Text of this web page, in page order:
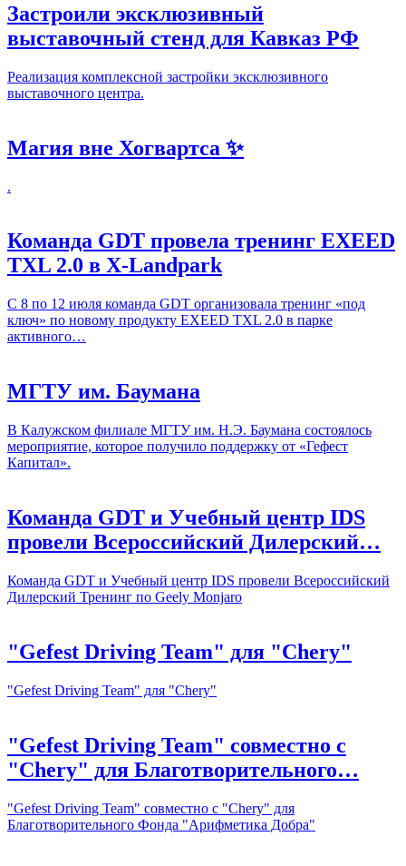
Застроили эксклюзивный
выставочный стенд для Кавказ РФ
Реализация комплексной застройки эксклюзивного
выставочного центра.
Магия вне Хогвартса ✨
.
Команда GDT провела тренинг EXEED
TXL 2.0 в X-Landpark
С 8 по 12 июля команда GDT организовала тренинг «под
ключ» по новому продукту EXEED TXL 2.0 в парке
активного…
МГТУ им. Баумана
В Калужском филиале МГТУ им. Н.Э. Баумана состоялось
мероприятие, которое получило поддержку от «Гефест
Капитал».
Команда GDT и Учебный центр IDS
провели Всероссийский Дилерский…
Команда GDT и Учебный центр IDS провели Всероссийский
Дилерский Тренинг по Geely Monjaro
"Gefest Driving Team" для "Chery"
"Gefest Driving Team" для "Chery"
"Gefest Driving Team" совместно с
"Chery" для Благотворительного…
"Gefest Driving Team" совместно с "Chery" для
Благотворительного Фонда "Арифметика Добра"